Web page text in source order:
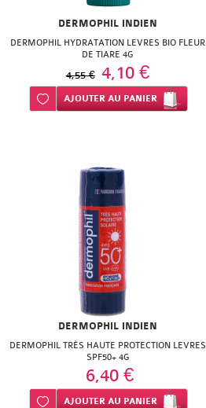
DERMOPHIL INDIEN
DERMOPHIL HYDRATATION LEVRES BIO FLEUR
DE TIARE 4G
4,55 € 4,10 €
Ajouter à ma liste d’envie
AJOUTER AU PANIER
DERMOPHIL INDIEN
DERMOPHIL TRÈS HAUTE PROTECTION LEVRES
SPF50+ 4G
6,40 €
Ajouter à ma liste d’envie
AJOUTER AU PANIER